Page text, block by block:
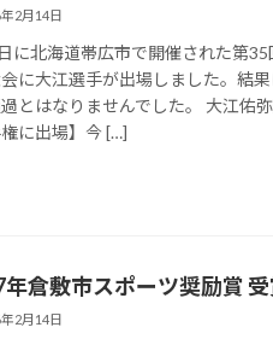
2月14日
に北海道帯広市で開催された第
に大江選手が出場しました。結果
とはなりませんでした。 大江佑
に出場】今 […]
年倉敷市スポーツ奨励賞 受
2月14日